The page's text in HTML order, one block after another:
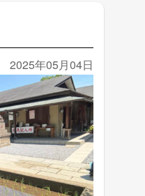
2025年05月04日